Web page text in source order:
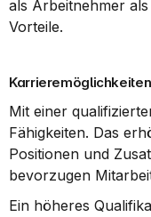
als Arbeitnehmer
Vorteile.
Mit einer
Fähigkeiten. Das
Positionen und
bevorzugen
Ein höheres